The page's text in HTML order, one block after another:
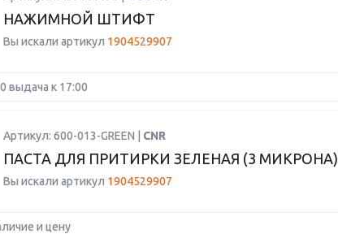
НАЖИМНОЙ ШТИФТ
Вы искали артикул 1904529907
выдача к 17:00
Артикул: 600-013-GREEN | CNR
ПАСТА ДЛЯ ПРИТИРКИ ЗЕЛЕНАЯ (3 МИКРОНА)
Вы искали артикул 1904529907
и цену